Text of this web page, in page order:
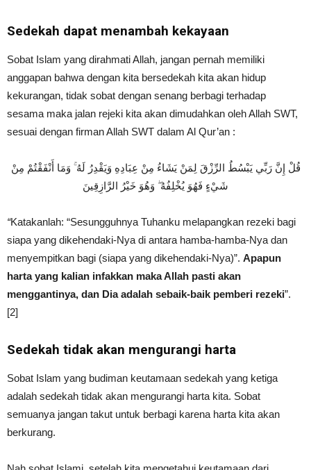
Sedekah dapat menambah kekayaan
Sobat Islam yang dirahmati Allah, jangan pernah memiliki
anggapan bahwa dengan kita bersedekah kita akan hidup
kekurangan, tidak sobat dengan senang berbagi terhadap
sesama maka jalan rejeki kita akan dimudahkan oleh Allah SWT,
sesuai dengan firman Allah SWT dalam Al Qur’an :
قُلْ إِنَّ رَبِّي يَبْسُطُ الرِّزْقَ لِمَنْ يَشَاءُ مِنْ عِبَادِهِ وَيَقْدِرُ لَهُ ۚ وَمَا أَنْفَقْتُمْ مِنْ
شَيْءٍ فَهُوَ يُخْلِفُهُ ۖ وَهُوَ خَيْرُ الرَّازِقِينَ
“Katakanlah: “Sesungguhnya Tuhanku melapangkan rezeki bagi
siapa yang dikehendaki-Nya di antara hamba-hamba-Nya dan
menyempitkan bagi (siapa yang dikehendaki-Nya)”. Apapun
harta yang kalian infakkan maka Allah pasti akan
menggantinya, dan Dia adalah sebaik-baik pemberi rezeki”.
[2]
Sedekah tidak akan mengurangi harta
Sobat Islam yang budiman keutamaan sedekah yang ketiga
adalah sedekah tidak akan mengurangi harta kita. Sobat
semuanya jangan takut untuk berbagi karena harta kita akan
berkurang.